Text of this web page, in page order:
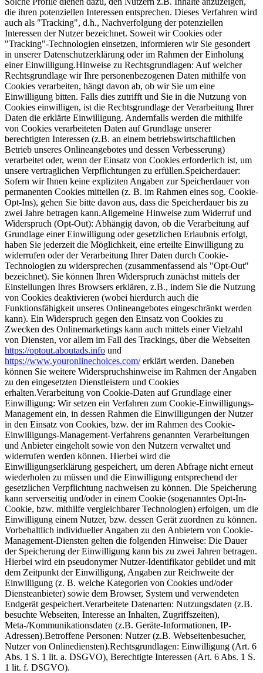
die ihren potenziellen Interessen entsprechen. Dieses Verfahren wird
auch als "Tracking", d.h., Nachverfolgung der potenziellen
Interessen der Nutzer bezeichnet. Soweit wir Cookies oder
"Tracking"-Technologien einsetzen, informieren wir Sie gesondert
in unserer Datenschutzerklärung oder im Rahmen der Einholung
einer Einwilligung.Hinweise zu Rechtsgrundlagen: Auf welcher
Rechtsgrundlage wir Ihre personenbezogenen Daten mithilfe von
Cookies verarbeiten, hängt davon ab, ob wir Sie um eine
Einwilligung bitten. Falls dies zutrifft und Sie in die Nutzung von
Cookies einwilligen, ist die Rechtsgrundlage der Verarbeitung Ihrer
Daten die erklärte Einwilligung. Andernfalls werden die mithilfe
von Cookies verarbeiteten Daten auf Grundlage unserer
berechtigten Interessen (z.B. an einem betriebswirtschaftlichen
Betrieb unseres Onlineangebotes und dessen Verbesserung)
verarbeitet oder, wenn der Einsatz von Cookies erforderlich ist, um
unsere vertraglichen Verpflichtungen zu erfüllen.Speicherdauer:
Sofern wir Ihnen keine expliziten Angaben zur Speicherdauer von
permanenten Cookies mitteilen (z. B. im Rahmen eines sog. Cookie-
Opt-Ins), gehen Sie bitte davon aus, dass die Speicherdauer bis zu
zwei Jahre betragen kann.Allgemeine Hinweise zum Widerruf und
Widerspruch (Opt-Out): Abhängig davon, ob die Verarbeitung auf
Grundlage einer Einwilligung oder gesetzlichen Erlaubnis erfolgt,
haben Sie jederzeit die Möglichkeit, eine erteilte Einwilligung zu
widerrufen oder der Verarbeitung Ihrer Daten durch Cookie-
Technologien zu widersprechen (zusammenfassend als "Opt-Out"
bezeichnet). Sie können Ihren Widerspruch zunächst mittels der
Einstellungen Ihres Browsers erklären, z.B., indem Sie die Nutzung
von Cookies deaktivieren (wobei hierdurch auch die
Funktionsfähigkeit unseres Onlineangebotes eingeschränkt werden
kann). Ein Widerspruch gegen den Einsatz von Cookies zu
Zwecken des Onlinemarketings kann auch mittels einer Vielzahl
von Diensten, vor allem im Fall des Trackings, über die Webseiten
https://optout.aboutads.info und
https://www.youronlinechoices.com/erklärt werden. Daneben
können Sie weitere Widerspruchshinweise im Rahmen der Angaben
zu den eingesetzten Dienstleistern und Cookies
erhalten.Verarbeitung von Cookie-Daten auf Grundlage einer
Einwilligung: Wir setzen ein Verfahren zum Cookie-Einwilligungs-
Management ein, in dessen Rahmen die Einwilligungen der Nutzer
in den Einsatz von Cookies, bzw. der im Rahmen des Cookie-
Einwilligungs-Management-Verfahrens genannten Verarbeitungen
und Anbieter eingeholt sowie von den Nutzern verwaltet und
widerrufen werden können. Hierbei wird die
Einwilligungserklärung gespeichert, um deren Abfrage nicht erneut
wiederholen zu müssen und die Einwilligung entsprechend der
gesetzlichen Verpflichtung nachweisen zu können. Die Speicherung
kann serverseitig und/oder in einem Cookie (sogenanntes Opt-In-
Cookie, bzw. mithilfe vergleichbarer Technologien) erfolgen, um die
Einwilligung einem Nutzer, bzw. dessen Gerät zuordnen zu können.
Vorbehaltlich individueller Angaben zu den Anbietern von Cookie-
Management-Diensten gelten die folgenden Hinweise: Die Dauer
der Speicherung der Einwilligung kann bis zu zwei Jahren betragen.
Hierbei wird ein pseudonymer Nutzer-Identifikator gebildet und mit
dem Zeitpunkt der Einwilligung, Angaben zur Reichweite der
Einwilligung (z. B. welche Kategorien von Cookies und/oder
Diensteanbieter) sowie dem Browser, System und verwendeten
Endgerät gespeichert.Verarbeitete Datenarten: Nutzungsdaten (z.B.
besuchte Webseiten, Interesse an Inhalten, Zugriffszeiten),
Meta-/Kommunikationsdaten (z.B. Geräte-Informationen, IP-
Adressen).Betroffene Personen: Nutzer (z.B. Webseitenbesucher,
Nutzer von Onlinediensten).Rechtsgrundlagen: Einwilligung (Art. 6
Abs. 1 S. 1 lit. a. DSGVO), Berechtigte Interessen (Art. 6 Abs. 1 S.
1 lit. f. DSGVO).